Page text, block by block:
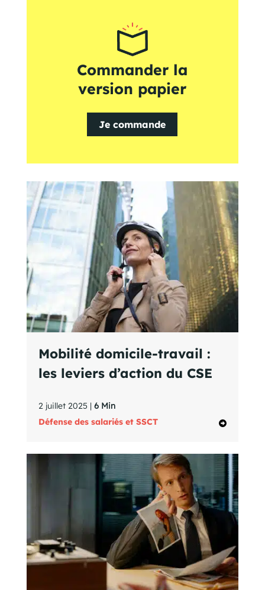
Commander la
version papier
Je commande
Mobilité domicile-travail :
les leviers d’action du CSE
2 juillet 2025 | 6 Min
Défense des salariés et SSCT